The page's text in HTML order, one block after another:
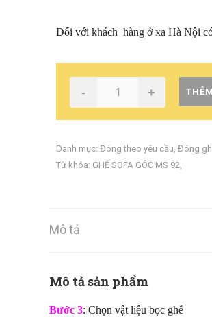
Đối với khách hàng ở xa Hà Nội
- +
Danh mục: Đóng theo yêu cầu, Đóng
Từ khóa: GHẾ SOFA GÓC MS 92,
Mô tả
Mô tả sản phẩm
Bước 3: Chọn vật liệu bọc ghế